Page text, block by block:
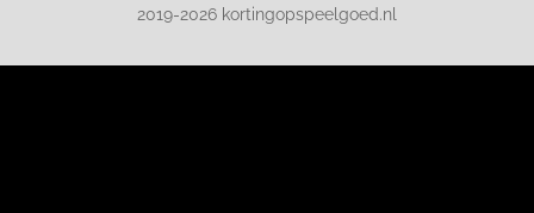
2019-2026 kortingopspeelgoed.nl